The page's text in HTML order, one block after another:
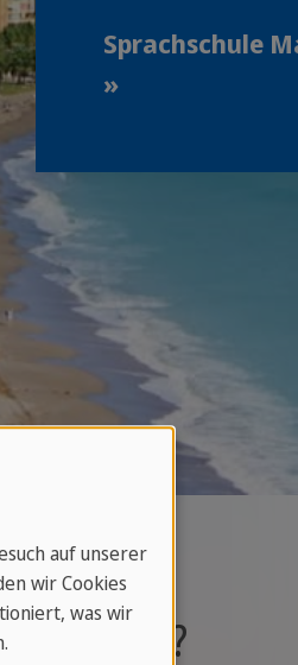
Sprachschule
»
buchen?
auf unserer
wir Cookies
was wir